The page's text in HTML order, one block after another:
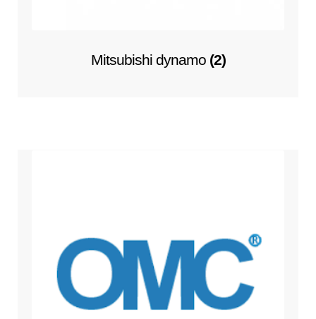
Mitsubishi dynamo (2)